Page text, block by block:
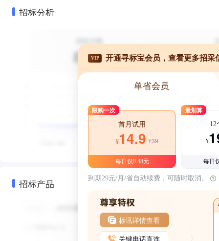
招标分析
招标产品
VIP 开通寻标宝会员，查看更多招采
单省会员
限购一次
首月试用
¥14.9 ¥39
每日仅0.48元
最划算
12
¥
每日
到期29元/月/省自动续费，可随时取消。
标讯详情查看
关键电话直连